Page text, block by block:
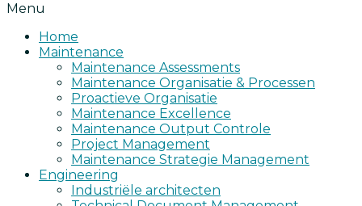
Menu
Home
Maintenance
Maintenance Assessments
Maintenance Organisatie & Processen
Proactieve Organisatie
Maintenance Excellence
Maintenance Output Controle
Project Management
Maintenance Strategie Management
Engineering
Industriële architecten